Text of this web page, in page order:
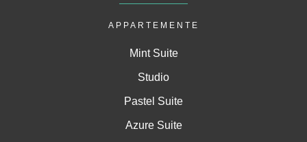
APPARTEMENTE
Mint Suite
Studio
Pastel Suite
Azure Suite